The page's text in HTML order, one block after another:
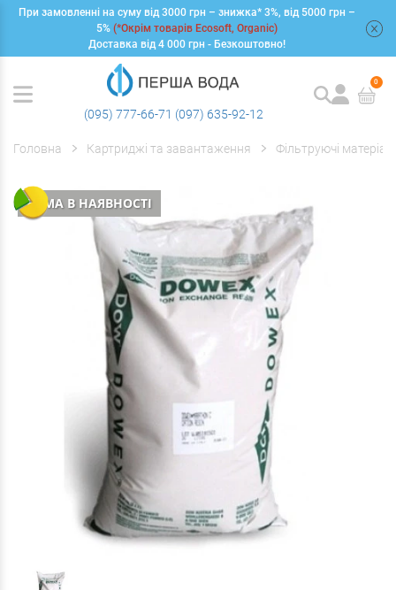
При замовленні на суму від 3000 грн – знижка* 3%, від 5000 грн –
5% (*Окрім товарів Ecosoft, Organic)
Доставка від 4 000 грн - Безкоштовно!
(095) 777-66-71 (097) 635-92-12
0
Головна Картриджі та завантаження Фільтруючі
НЕМА В НАЯВНОСТІ